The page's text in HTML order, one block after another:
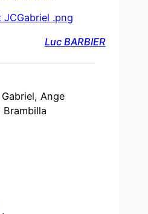
Ange
Brambilla
.png
Luc BARBIER